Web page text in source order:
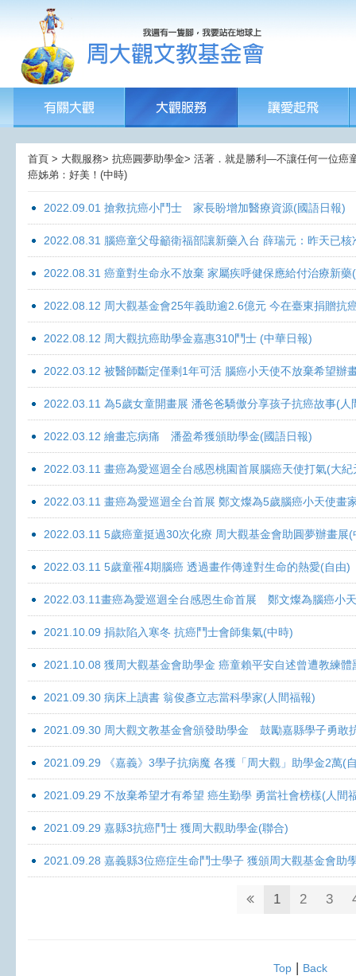
首頁 > 大觀服務> 抗癌圓夢助學金> 活著．就是勝利—不讓任何一位癌
癌姊弟：好美！(中時)
2022.09.01 搶救抗癌小鬥士 家長盼增加醫療資源(國語日報)
2022.08.31 腦癌童父母籲衛福部讓新藥入台 薛瑞元：昨天已
2022.08.31 癌童對生命永不放棄 家屬疾呼健保應給付治療新藥
2022.08.12 周大觀基金會25年義助逾2.6億元 今在臺東捐贈抗
2022.08.12 周大觀抗癌助學金嘉惠310鬥士 (中華日報)
2022.03.12 被醫師斷定僅剩1年可活 腦癌小天使不放棄希望辦
2022.03.11 為5歲女童開畫展 潘爸爸驕傲分享孩子抗癌故事(人
2022.03.12 繪畫忘病痛 潘盈希獲頒助學金(國語日報)
2022.03.11 畫癌為愛巡迴全台感恩桃園首展腦癌天使打氣(大紀
2022.03.11 畫癌為愛巡迴全台首展 鄭文燦為5歲腦癌小天使畫
2022.03.11 5歲癌童挺過30次化療 周大觀基金會助圓夢辦畫展
2022.03.11 5歲童罹4期腦癌 透過畫作傳達對生命的熱愛(自由)
2022.03.11畫癌為愛巡迴全台感恩生命首展 鄭文燦為腦癌小
2021.10.09 捐款陷入寒冬 抗癌鬥士會師集氣(中時)
2021.10.08 獲周大觀基金會助學金 癌童賴平安自述曾遭教練體
2021.09.30 病床上讀書 翁俊彥立志當科學家(人間福報)
2021.09.30 周大觀文教基金會頒發助學金 鼓勵嘉縣學子勇敢
2021.09.29 《嘉義》3學子抗病魔 各獲「周大觀」助學金2萬(
2021.09.29 不放棄希望才有希望 癌生勤學 勇當社會榜樣(人間
2021.09.29 嘉縣3抗癌鬥士 獲周大觀助學金(聯合)
2021.09.28 嘉義縣3位癌症生命鬥士學子 獲頒周大觀基金會助
1 2 3
Top| Back